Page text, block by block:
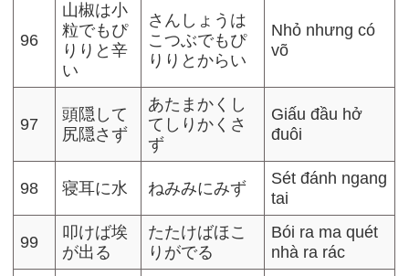
96
山椒は小
粒でもぴ
りりと辛
い
さんしょうは
こつぶでもぴ
りりとからい
Nhỏ nhưng có
võ
97
頭隠して
尻隠さず
あたまかくし
てしりかくさ
ず
Giấu đầu hở
đuôi
98 寝耳に水 ねみみにみず
Sét đánh ngang
tai
99
叩けば埃
が出る
たたけばほこ
りがでる
Bói ra ma quét
nhà ra rác